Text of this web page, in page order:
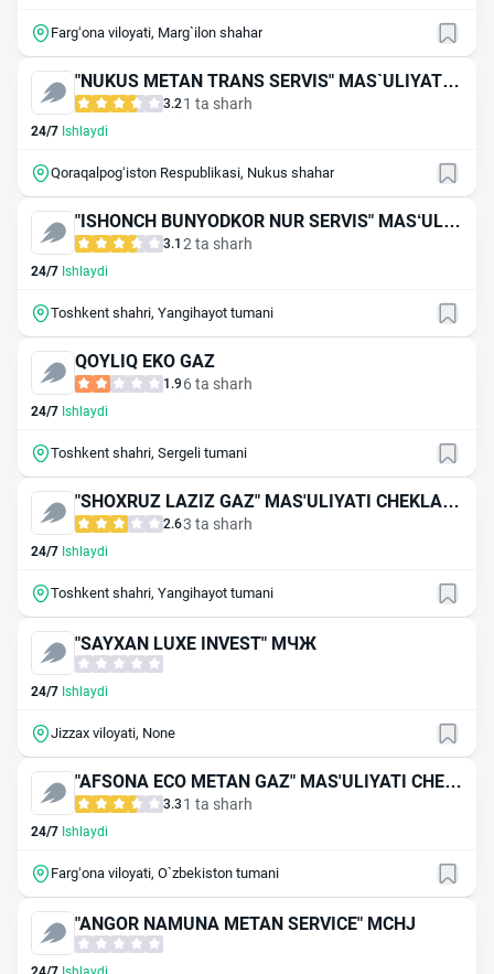
Farg‘ona viloyati, Marg`ilon shahar
"NUKUS METAN TRANS SERVIS" MAS`ULIYATI C
HEKLANGAN JAMIYAT
3.2 1 ta sharh
24/7 Ishlaydi
Qoraqalpog‘iston Respublikasi, Nukus shahar
"ISHONCH BUNYODKOR NUR SERVIS" MAS‘ULIY
ATI CHEKLANGAN JAMIYATI
3.1 2 ta sharh
24/7 Ishlaydi
Toshkent shahri, Yangihayot tumani
QOYLIQ EKO GAZ
1.9 6 ta sharh
24/7 Ishlaydi
Toshkent shahri, Sergeli tumani
"SHOXRUZ LAZIZ GAZ" MAS'ULIYATI CHEKLAN
GAN JAMIYAT
2.63 ta sharh
24/7 Ishlaydi
Toshkent shahri, Yangihayot tumani
"SAYXAN LUXE INVEST" МЧЖ
24/7 Ishlaydi
Jizzax viloyati, None
"AFSONA ECO METAN GAZ" MAS'ULIYATI CHEK
LANGAN JAMIYAT
3.3 1 ta sharh
24/7 Ishlaydi
Farg‘ona viloyati, O`zbekiston tumani
"ANGOR NAMUNA METAN SERVICE" MCHJ